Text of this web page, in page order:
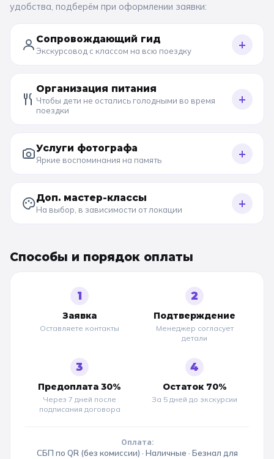
удобства, подберём при оформлении заявки:
Сопровождающий гид
Экскурсовод с классом на всю поездку +
Организация питания
Чтобы дети не остались голодными во время
поездки
+
Услуги фотографа
Яркие воспоминания на память +
Доп. мастер-классы
На выбор, в зависимости от локации +
Способы и порядок оплаты
1
Заявка
Оставляете контакты
2
Подтверждение
Менеджер согласует
детали
3
Предоплата 30%
Через 7 дней после
подписания договора
4
Остаток 70%
За 5 дней до экскурсии
Оплата:
СБП по QR (без комиссии) · Наличные · Безнал для